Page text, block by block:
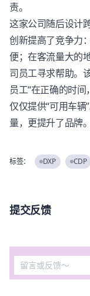
责。
这家公司随后设计
创新提高了竞争力
便；在客流量大的
司员工寻求帮助。
员工“在正确的时
仅仅提供“可用车
量，更提升了品牌。
标签： DXP CDP
提交反馈